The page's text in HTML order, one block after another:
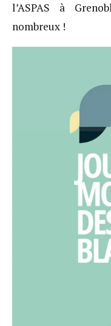
l’ASPAS à
nombreux !